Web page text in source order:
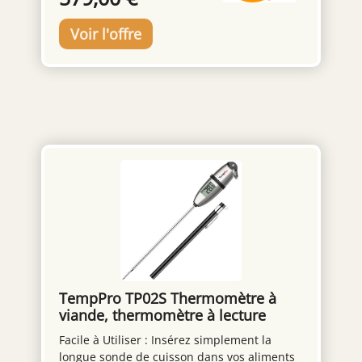
de température. Grâce à cet effet craquelé,
la céramique est incassable et durable. La
surface émaillée avec effet craquelé embellit
matériaux de qualité supérieure et une
excellente finition en céramique, acier et
bambou. Vivez un événement barbecue
mémorable avec ce barbecue en forme
d’œuf, en famille et entre amis, pour une
expérience de grillade avec style.
TempPro TP02S Thermomètre à
viande, thermomètre à lecture
instantanée 3s
Facile à Utiliser : Insérez simplement la
longue sonde de cuisson dans vos aliments